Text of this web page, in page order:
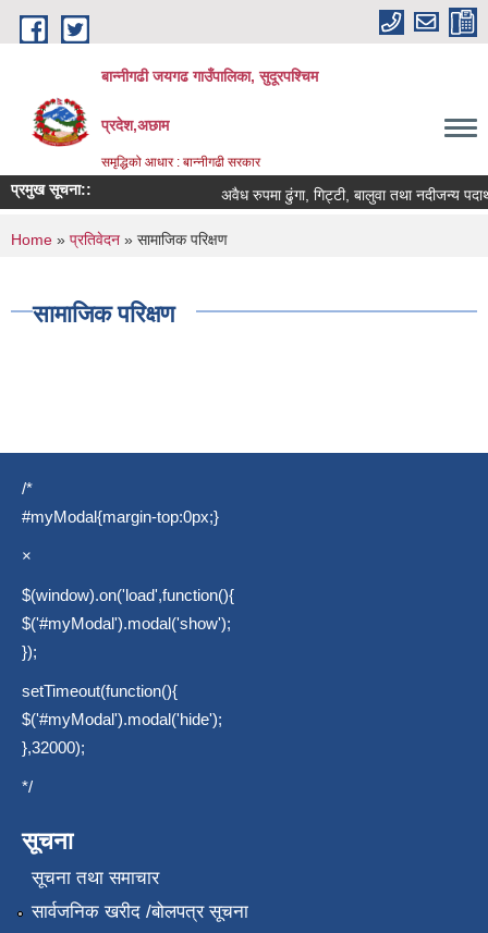
Skip to main content
बान्नीगढी जयगढ गाउँपालिका, सुदूरपश्चिम
प्रदेश,अछाम
समृद्धिको आधार : बान्नीगढी सरकार
प्रमुख सूचना:: अवैध रुपमा ढुंगा, गिट्टी, बालुवा तथा नदीजन्य
You are here
Home » प्रतिवेदन » सामाजिक परिक्षण
सामाजिक परिक्षण
/*
#myModal{margin-top:0px;}
×
$(window).on('load',function(){
$('#myModal').modal('show');
});
setTimeout(function(){
$('#myModal').modal('hide');
},32000);
*/
सूचना
सूचना तथा समाचार
सार्वजनिक खरीद /बोलपत्र सूचना